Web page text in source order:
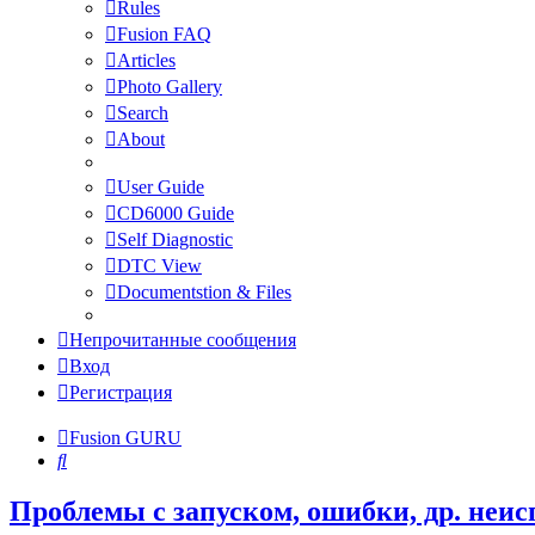
Rules
Fusion FAQ
Articles
Photo Gallery
Search
About
User Guide
CD6000 Guide
Self Diagnostic
DTC View
Documentstion & Files
Непрочитанные сообщения
Вход
Регистрация
Fusion GURU
Поиск
Проблемы с запуском, ошибки, др.